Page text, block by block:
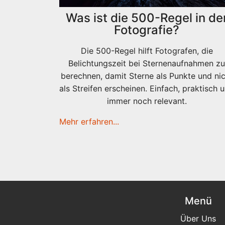
Was ist die 500-Regel in
Fotografie?
Die 500-Regel hilft Fotografen, die
Belichtungszeit bei Sternenaufnahmen zu
berechnen, damit Sterne als Punkte und
als Streifen erscheinen. Einfach, praktisch
immer noch relevant.
Mehr erfahren...
Menü
Über Uns